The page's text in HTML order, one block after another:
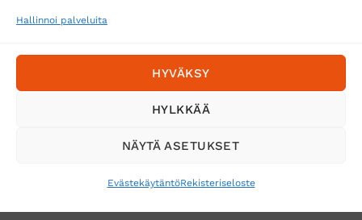
Hallinnoi palveluita
HYVÄKSY
HYLKKÄÄ
NÄYTÄ ASETUKSET
EvästekäytäntöRekisteriseloste
Matkahuolto
Tilaa uutiskirje ja saat erikoisalennuksia